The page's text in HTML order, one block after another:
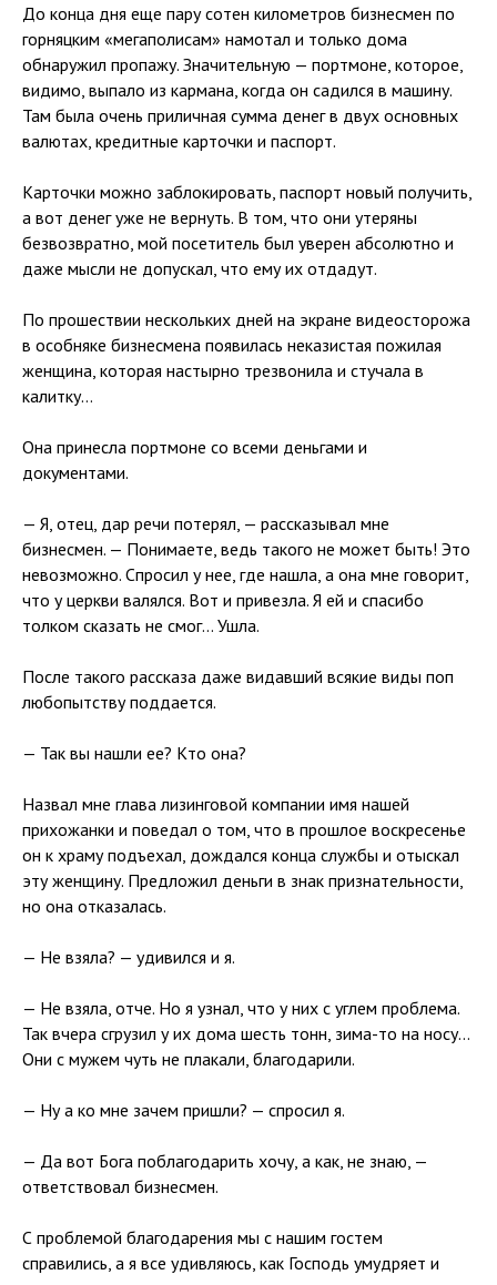
До конца дня еще пару сотен километров бизнесмен по
горняцким «мегаполисам» намотал и только дома
обнаружил пропажу. Значительную — портмоне, которое,
видимо, выпало из кармана, когда он садился в машину.
Там была очень приличная сумма денег в двух основных
валютах, кредитные карточки и паспорт.
Карточки можно заблокировать, паспорт новый получить,
а вот денег уже не вернуть. В том, что они утеряны
безвозвратно, мой посетитель был уверен абсолютно и
даже мысли не допускал, что ему их отдадут.
По прошествии нескольких дней на экране видеосторожа
в особняке бизнесмена появилась неказистая пожилая
женщина, которая настырно трезвонила и стучала в
калитку…
Она принесла портмоне со всеми деньгами и
документами.
— Я, отец, дар речи потерял, — рассказывал мне
бизнесмен. — Понимаете, ведь такого не может быть! Это
невозможно. Спросил у нее, где нашла, а она мне говорит,
что у церкви валялся. Вот и привезла. Я ей и спасибо
толком сказать не смог… Ушла.
После такого рассказа даже видавший всякие виды поп
любопытству поддается.
— Так вы нашли ее? Кто она?
Назвал мне глава лизинговой компании имя нашей
прихожанки и поведал о том, что в прошлое воскресенье
он к храму подъехал, дождался конца службы и отыскал
эту женщину. Предложил деньги в знак признательности,
но она отказалась.
— Не взяла? — удивился и я.
— Не взяла, отче. Но я узнал, что у них с углем проблема.
Так вчера сгрузил у их дома шесть тонн, зима-то на носу…
Они с мужем чуть не плакали, благодарили.
— Ну а ко мне зачем пришли? — спросил я.
— Да вот Бога поблагодарить хочу, а как, не знаю, —
ответствовал бизнесмен.
С проблемой благодарения мы с нашим гостем
справились, а я все удивляюсь, как Господь умудряет и